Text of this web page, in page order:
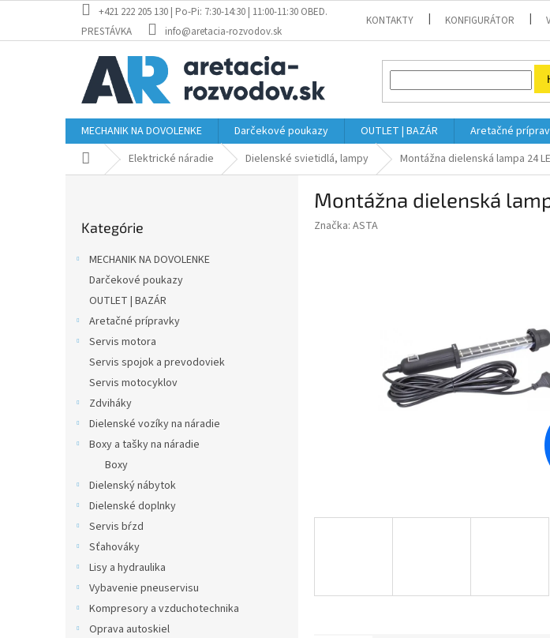
obsah
+421 222 205 130 | Po-Pi: 7:30-14:30 | 11:00-11:30 OBED.
PRESTÁVKA
info@aretacia-rozvodov.sk
KONTAKTY KONFIGURÁTOR
MECHANIK NA DOVOLENKE Darčekové poukazy OUTLET | BAZÁR Aretačné
DomovElektrické náradie Dielenské svietidlá, lampy Montážna dielenská lampa 24
kategórie
Kategórie
MECHANIK NA DOVOLENKE
Darčekové poukazy
OUTLET | BAZÁR
Aretačné prípravky
Servis motora
Servis spojok a prevodoviek
Servis motocyklov
Zdviháky
Dielenské vozíky na náradie
Boxy a tašky na náradie
Boxy
Dielenský nábytok
Dielenské doplnky
Servis bŕzd
Sťahováky
Lisy a hydraulika
Vybavenie pneuservisu
Kompresory a vzduchotechnika
Oprava autoskiel
Montážna dielenská
Značka: ASTA